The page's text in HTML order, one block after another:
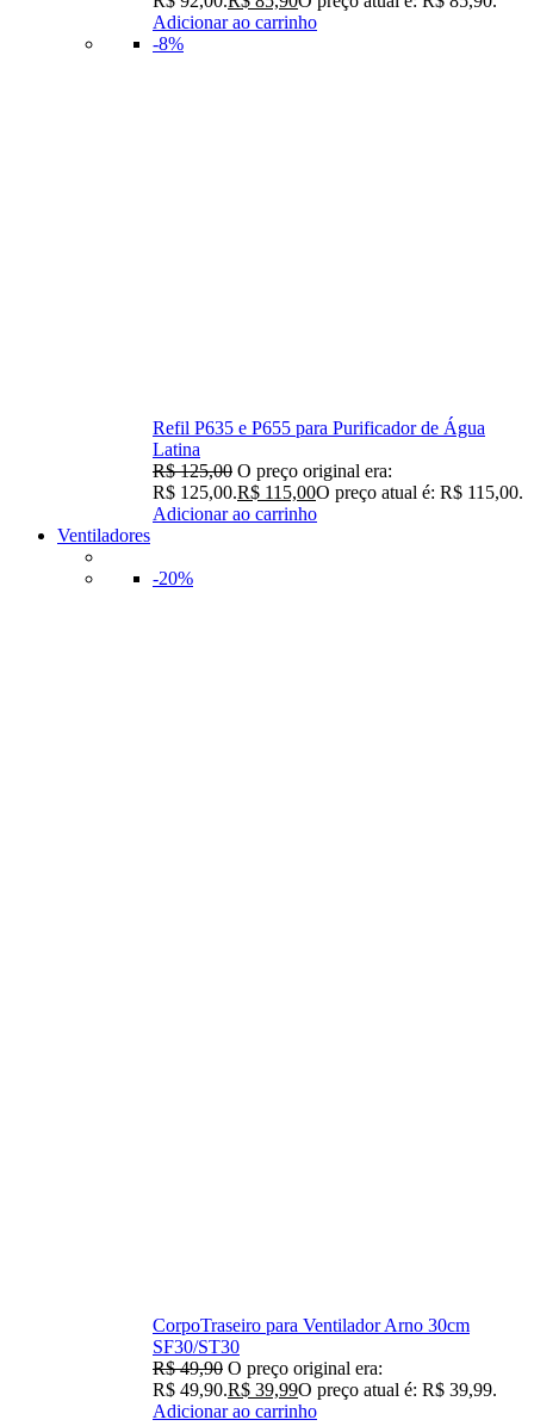
Adicionar ao carrinho
-8%
Refil P635 e P655 para Purificador de Água
Latina
R$125,00 O preço original era:
R$ 125,00.R$ 115,00O preço atual é: R$ 115,00.
Adicionar ao carrinho
Ventiladores
-20%
CorpoTraseiro para Ventilador Arno 30cm
SF30/ST30
R$49,90 O preço original era:
R$ 49,90.R$ 39,99O preço atual é: R$ 39,99.
Adicionar ao carrinho